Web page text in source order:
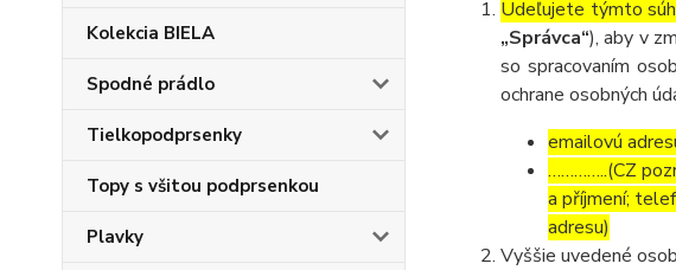
Kolekcia BIELA
Spodné prádlo
Tielkopodprsenky
Topy s všitou podprsenkou
Plavky
Udeľujete týmto
„Správca“), aby v
so spracovaním
ochrane osobných
emailovú
…………..(CZ
a příjmení;
adresu)
Vyššie uvedené